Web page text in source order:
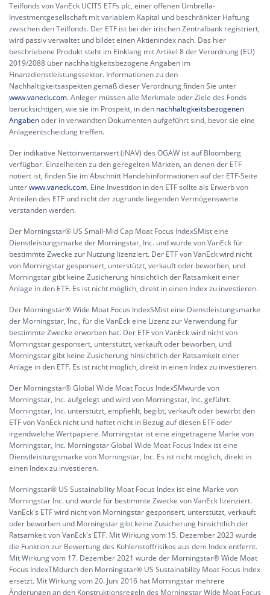
Teilfonds von VanEck UCITS ETFs plc, einer offenen Umbrella-
Investmentgesellschaft mit variablem Kapital und beschränkter Haftung
zwischen den Teilfonds. Der ETF ist bei der irischen Zentralbank registriert,
wird passiv verwaltet und bildet einen Aktienindex nach. Das hier
beschriebene Produkt steht im Einklang mit Artikel 8 der Verordnung (EU)
2019/2088 über nachhaltigkeitsbezogene Angaben im
Finanzdienstleistungssektor. Informationen zu den
Nachhaltigkeitsaspekten gemäß dieser Verordnung finden Sie unter
www.vaneck.com. Anleger müssen alle Merkmale oder Ziele des Fonds
berücksichtigen, wie sie im Prospekt, in den nachhaltigkeitsbezogenen
Angabenoder in verwandten Dokumenten aufgeführt sind, bevor sie eine
Anlageentscheidung treffen.
Der indikative Nettoinventarwert (iNAV) des OGAW ist auf Bloomberg
verfügbar. Einzelheiten zu den geregelten Märkten, an denen der ETF
notiert ist, finden Sie im Abschnitt Handelsinformationen auf der ETF-Seite
unterwww.vaneck.com. Eine Investition in den ETF sollte als Erwerb von
Anteilen des ETF und nicht der zugrunde liegenden Vermögenswerte
verstanden werden.
Der Morningstar® US Small-Mid Cap Moat Focus IndexSMist eine
Dienstleistungsmarke der Morningstar, Inc. und wurde von VanEck für
bestimmte Zwecke zur Nutzung lizenziert. Der ETF von VanEck wird nicht
von Morningstar gesponsert, unterstützt, verkauft oder beworben, und
Morningstar gibt keine Zusicherung hinsichtlich der Ratsamkeit einer
Anlage in den ETF. Es ist nicht möglich, direkt in einen Index zu investieren.
Der Morningstar® Wide Moat Focus IndexSMist eine Dienstleistungsmarke
der Morningstar, Inc., für die VanEck eine Lizenz zur Verwendung für
bestimmte Zwecke erworben hat. Der ETF von VanEck wird nicht von
Morningstar gesponsert, unterstützt, verkauft oder beworben, und
Morningstar gibt keine Zusicherung hinsichtlich der Ratsamkeit einer
Anlage in den ETF. Es ist nicht möglich, direkt in einen Index zu investieren.
Der Morningstar® Global Wide Moat Focus IndexSMwurde von
Morningstar, Inc. aufgelegt und wird von Morningstar, Inc. geführt.
Morningstar, Inc. unterstützt, empfiehlt, begibt, verkauft oder bewirbt den
ETF von VanEck nicht und haftet nicht in Bezug auf diesen ETF oder
irgendwelche Wertpapiere. Morningstar ist eine eingetragene Marke von
Morningstar, Inc. Morningstar Global Wide Moat Focus Index ist eine
Dienstleistungsmarke von Morningstar, Inc. Es ist nicht möglich, direkt in
einen Index zu investieren.
Morningstar® US Sustainability Moat Focus Index ist eine Marke von
Morningstar Inc. und wurde für bestimmte Zwecke von VanEck lizenziert.
VanEck's ETF wird nicht von Morningstar gesponsert, unterstützt, verkauft
oder beworben und Morningstar gibt keine Zusicherung hinsichtlich der
Ratsamkeit von VanEck's ETF. Mit Wirkung vom 15. Dezember 2023 wurde
die Funktion zur Bewertung des Kohlenstoffrisikos aus dem Index entfernt.
Mit Wirkung vom 17. Dezember 2021 wurde der Morningstar® Wide Moat
Focus IndexTMdurch den Morningstar® US Sustainability Moat Focus Index
ersetzt. Mit Wirkung vom 20. Juni 2016 hat Morningstar mehrere
Änderungen an den Konstruktionsregeln des Morningstar Wide Moat Focus